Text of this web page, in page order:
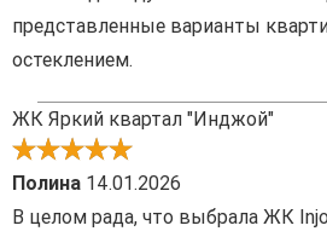
представленные варианты
остеклением.
ЖК Яркий квартал "Инджой"
Полина 14.01.2026
В целом рада, что выбрала ЖК